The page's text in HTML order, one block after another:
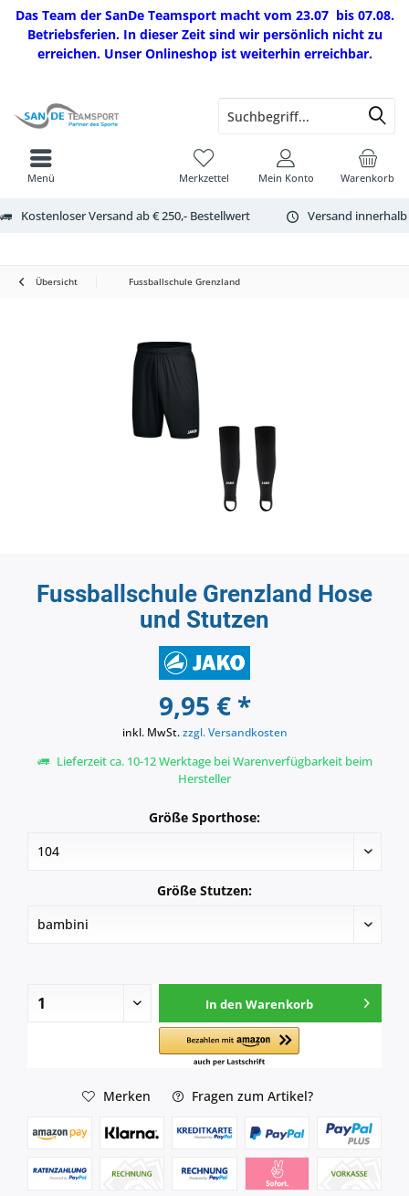
Das Team der SanDe Teamsport macht vom 23.07 bis 07.08.
Betriebsferien. In dieser Zeit sind wir persönlich nicht zu
erreichen. Unser Onlineshop ist weiterhin erreichbar.
Kostenloser Versand ab € 250,- Bestellwert Versand
Warenkorb
Merkzettel Mein Konto
Menü
Übersicht Fussballschule Grenzland
Fussballschule Grenzland Hose
und Stutzen
9,95 € *
inkl. MwSt.zzgl. Versandkosten
Lieferzeit ca. 10-12 Werktage bei Warenverfügbarkeit beim
Hersteller
Größe Sporthose:
Größe Stutzen:
In den Warenkorb
Merken Fragen zum Artikel?